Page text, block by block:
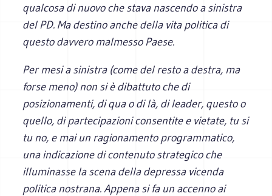
qualcosa di nuovo che stava nascendo a sinistra
del PD. Ma destino anche della vita politica di
questo davvero malmesso Paese.
Per mesi a sinistra (come del resto a destra, ma
forse meno) non si è dibattuto che di
posizionamenti, di qua o di là, di leader, questo o
quello, di partecipazioni consentite e vietate, tu si
tu no, e mai un ragionamento programmatico,
una indicazione di contenuto strategico che
illuminasse la scena della depressa vicenda
politica nostrana. Appena si fa un accenno ai